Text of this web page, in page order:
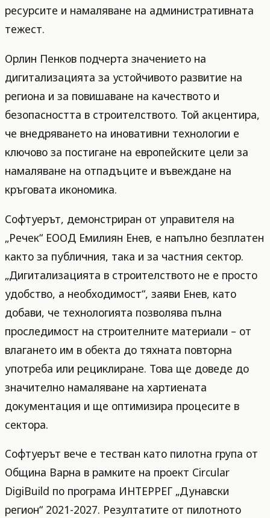
ресурсите и намаляване на административната
тежест.
Орлин Пенков подчерта значението на
дигитализацията за устойчивото развитие на
региона и за повишаване на качеството и
безопасността в строителството. Той акцентира,
че внедряването на иновативни технологии е
ключово за постигане на европейските цели за
намаляване на отпадъците и въвеждане на
кръговата икономика.
Софтуерът, демонстриран от управителя на
„Речек“ ЕООД Емилиян Енев, е напълно безплатен
както за публичния, така и за частния сектор.
„Дигитализацията в строителството не е просто
удобство, а необходимост“, заяви Енев, като
добави, че технологията позволява пълна
проследимост на строителните материали – от
влагането им в обекта до тяхната повторна
употреба или рециклиране. Това ще доведе до
значително намаляване на хартиената
документация и ще оптимизира процесите в
сектора.
Софтуерът вече е тестван като пилотна група от
Община Варна в рамките на проект Circular
DigiBuild по програма ИНТЕРРЕГ „Дунавски
регион“ 2021-2027. Резултатите от пилотното